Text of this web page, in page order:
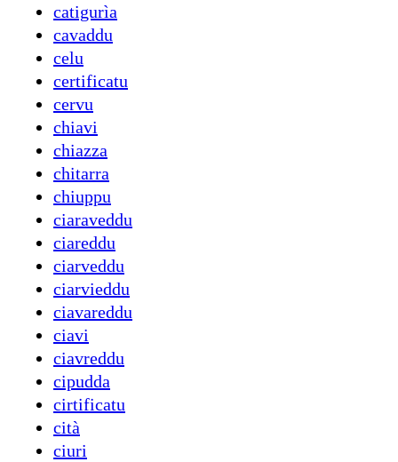
catigurìa
cavaddu
celu
certificatu
cervu
chiavi
chiazza
chitarra
chiuppu
ciaraveddu
ciareddu
ciarveddu
ciarvieddu
ciavareddu
ciavi
ciavreddu
cipudda
cirtificatu
cità
ciuri